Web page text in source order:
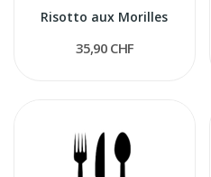
Risotto aux Morilles
35,90 CHF